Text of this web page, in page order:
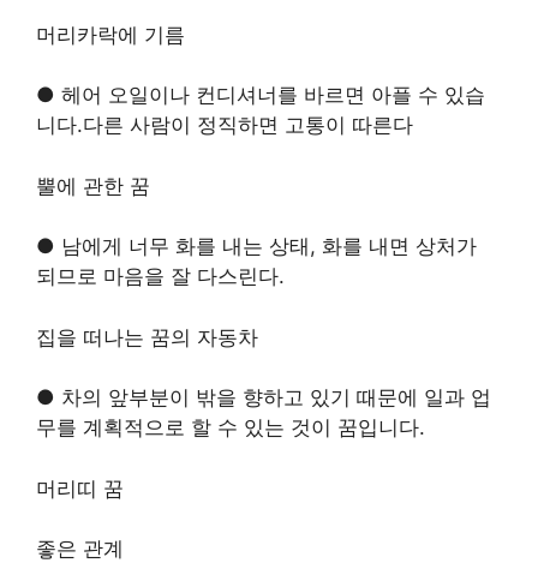
머리카락에 기름
● 헤어 오일이나 컨디셔너를 바르면 아플 수 있습
니다.다른 사람이 정직하면 고통이 따른다
뿔에 관한 꿈
● 남에게 너무 화를 내는 상태, 화를 내면 상처가
되므로 마음을 잘 다스린다.
집을 떠나는 꿈의 자동차
● 차의 앞부분이 밖을 향하고 있기 때문에 일과 업
무를 계획적으로 할 수 있는 것이 꿈입니다.
머리띠 꿈
좋은 관계